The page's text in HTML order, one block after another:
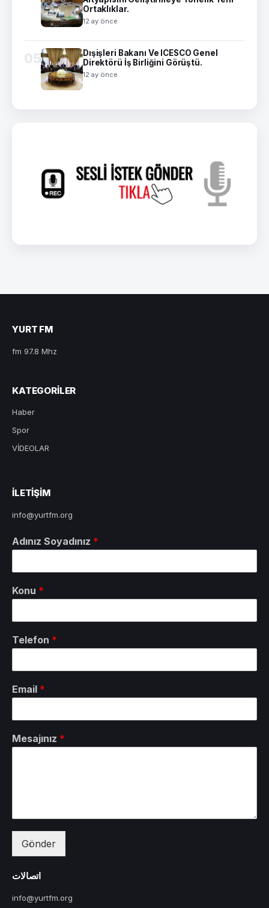
Ortaklıklar.
12 ay önce
05
Dışişleri Bakanı Ve ICESCO Genel
Direktörü İş Birliğini Görüştü.
12 ay önce
YURT FM
fm 97.8 Mhz
KATEGORILER
Haber
Spor
VİDEOLAR
ILETIŞIM
info@yurtfm.org
Adınız Soyadınız *
Konu *
Telefon *
Email *
Mesajınız *
Gönder
اتصالات
info@yurtfm.org